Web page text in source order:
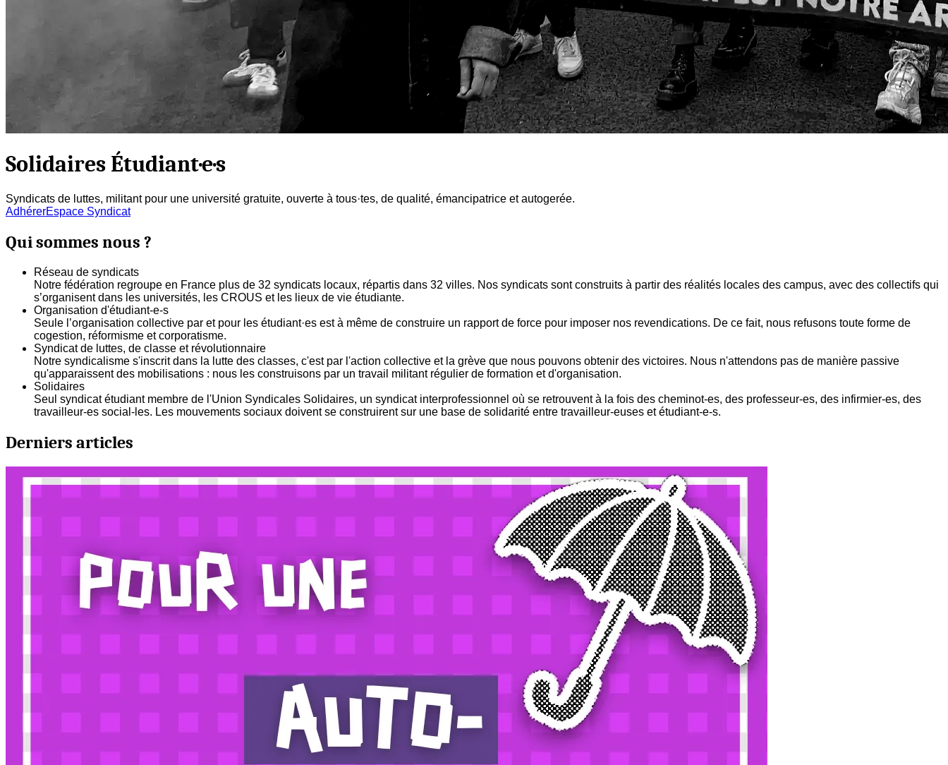
Solidaires Étudiant·e·s
Syndicats de luttes, militant pour une université gratuite, ouverte à tous·tes, de qualité, émancipatrice et autogerée.
AdhérerEspace Syndicat
Qui sommes nous ?
Réseau de syndicats
Notre fédération regroupe en France plus de 32 syndicats locaux, répartis dans 32 villes. Nos syndicats sont construits à partir des réalités locales des campus, avec des collectifs qui
s’organisent dans les universités, les CROUS et les lieux de vie étudiante.
Organisation d'étudiant-e-s
Seule l’organisation collective par et pour les étudiant·es est à même de construire un rapport de force pour imposer nos revendications. De ce fait, nous refusons toute forme de
cogestion, réformisme et corporatisme.
Syndicat de luttes, de classe et révolutionnaire
Notre syndicalisme s'inscrit dans la lutte des classes, c'est par l'action collective et la grève que nous pouvons obtenir des victoires. Nous n'attendons pas de manière passive
qu'apparaissent des mobilisations : nous les construisons par un travail militant régulier de formation et d'organisation.
Solidaires
Seul syndicat étudiant membre de l'Union Syndicales Solidaires, un syndicat interprofessionnel où se retrouvent à la fois des cheminot-es, des professeur-es, des infirmier-es, des
travailleur-es social-les. Les mouvements sociaux doivent se construirent sur une base de solidarité entre travailleur-euses et étudiant-e-s.
Derniers articles